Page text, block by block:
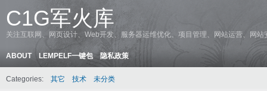
C1G军火库
关注互联网、网页设计、Web开发、服务器运维优化、项目管理、网站运营、网
ABOUT LEMPELF一键包 隐私政策
Categories: 其它 技术 未分类